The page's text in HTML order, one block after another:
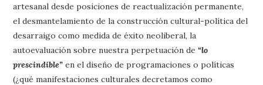
artesanal desde posiciones de reactualización permanente,
el desmantelamiento de la construcción cultural-política del
desarraigo como medida de éxito neoliberal, la
autoevaluación sobre nuestra perpetuación de“lo
prescindible” en el diseño de programaciones o políticas
(¿qué manifestaciones culturales decretamos como